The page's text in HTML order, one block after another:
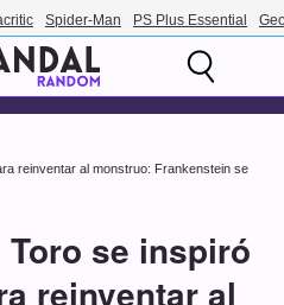
Spider-Man PS Plus Essential
reinventar al monstruo: Frankenstein se
se inspiró
reinventar al